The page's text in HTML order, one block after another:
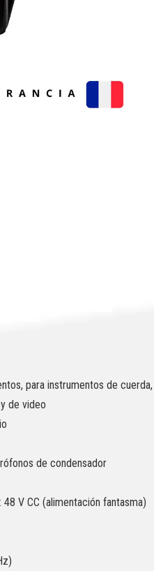
para instrumentos de
de video
de condensador
V CC (alimentación fantasma)